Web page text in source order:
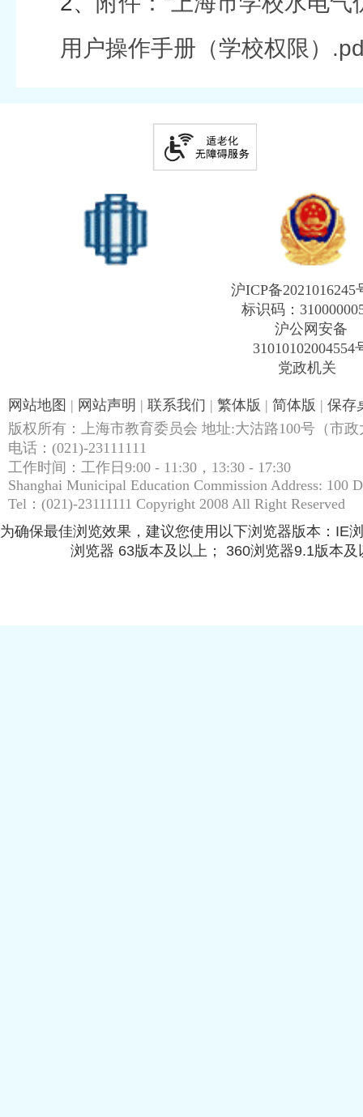
用户操作手册（学校权限）
沪ICP备2021016245
标识码：
沪公网安备
31010102004554
党政机关
网站地图 | 网站声明 | 联系我们 | 繁体版 | 简体版 | 保存
版权所有：上海市教育委员会 地址:大沽路100号（市
电话：(021)-23111111
工作时间：工作日9:00 - 11:30，13:30 - 17:30
Shanghai Municipal Education Commission Address: 100
Tel：(021)-23111111 Copyright 2008 All Right Reserved
为确保最佳浏览效果，建议您使用以下浏览器版本：IE
浏览器 63版本及以上； 360浏览器9.1版本